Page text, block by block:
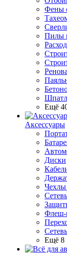
Фены
Пилы
Ещё
Аксессуары
Диски
Чехлы
Флеш-
Ещё 8